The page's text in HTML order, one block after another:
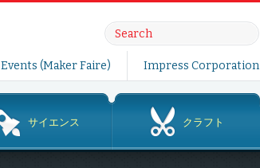
Events (Maker Faire) Impress Corporation
サイエンス クラフト